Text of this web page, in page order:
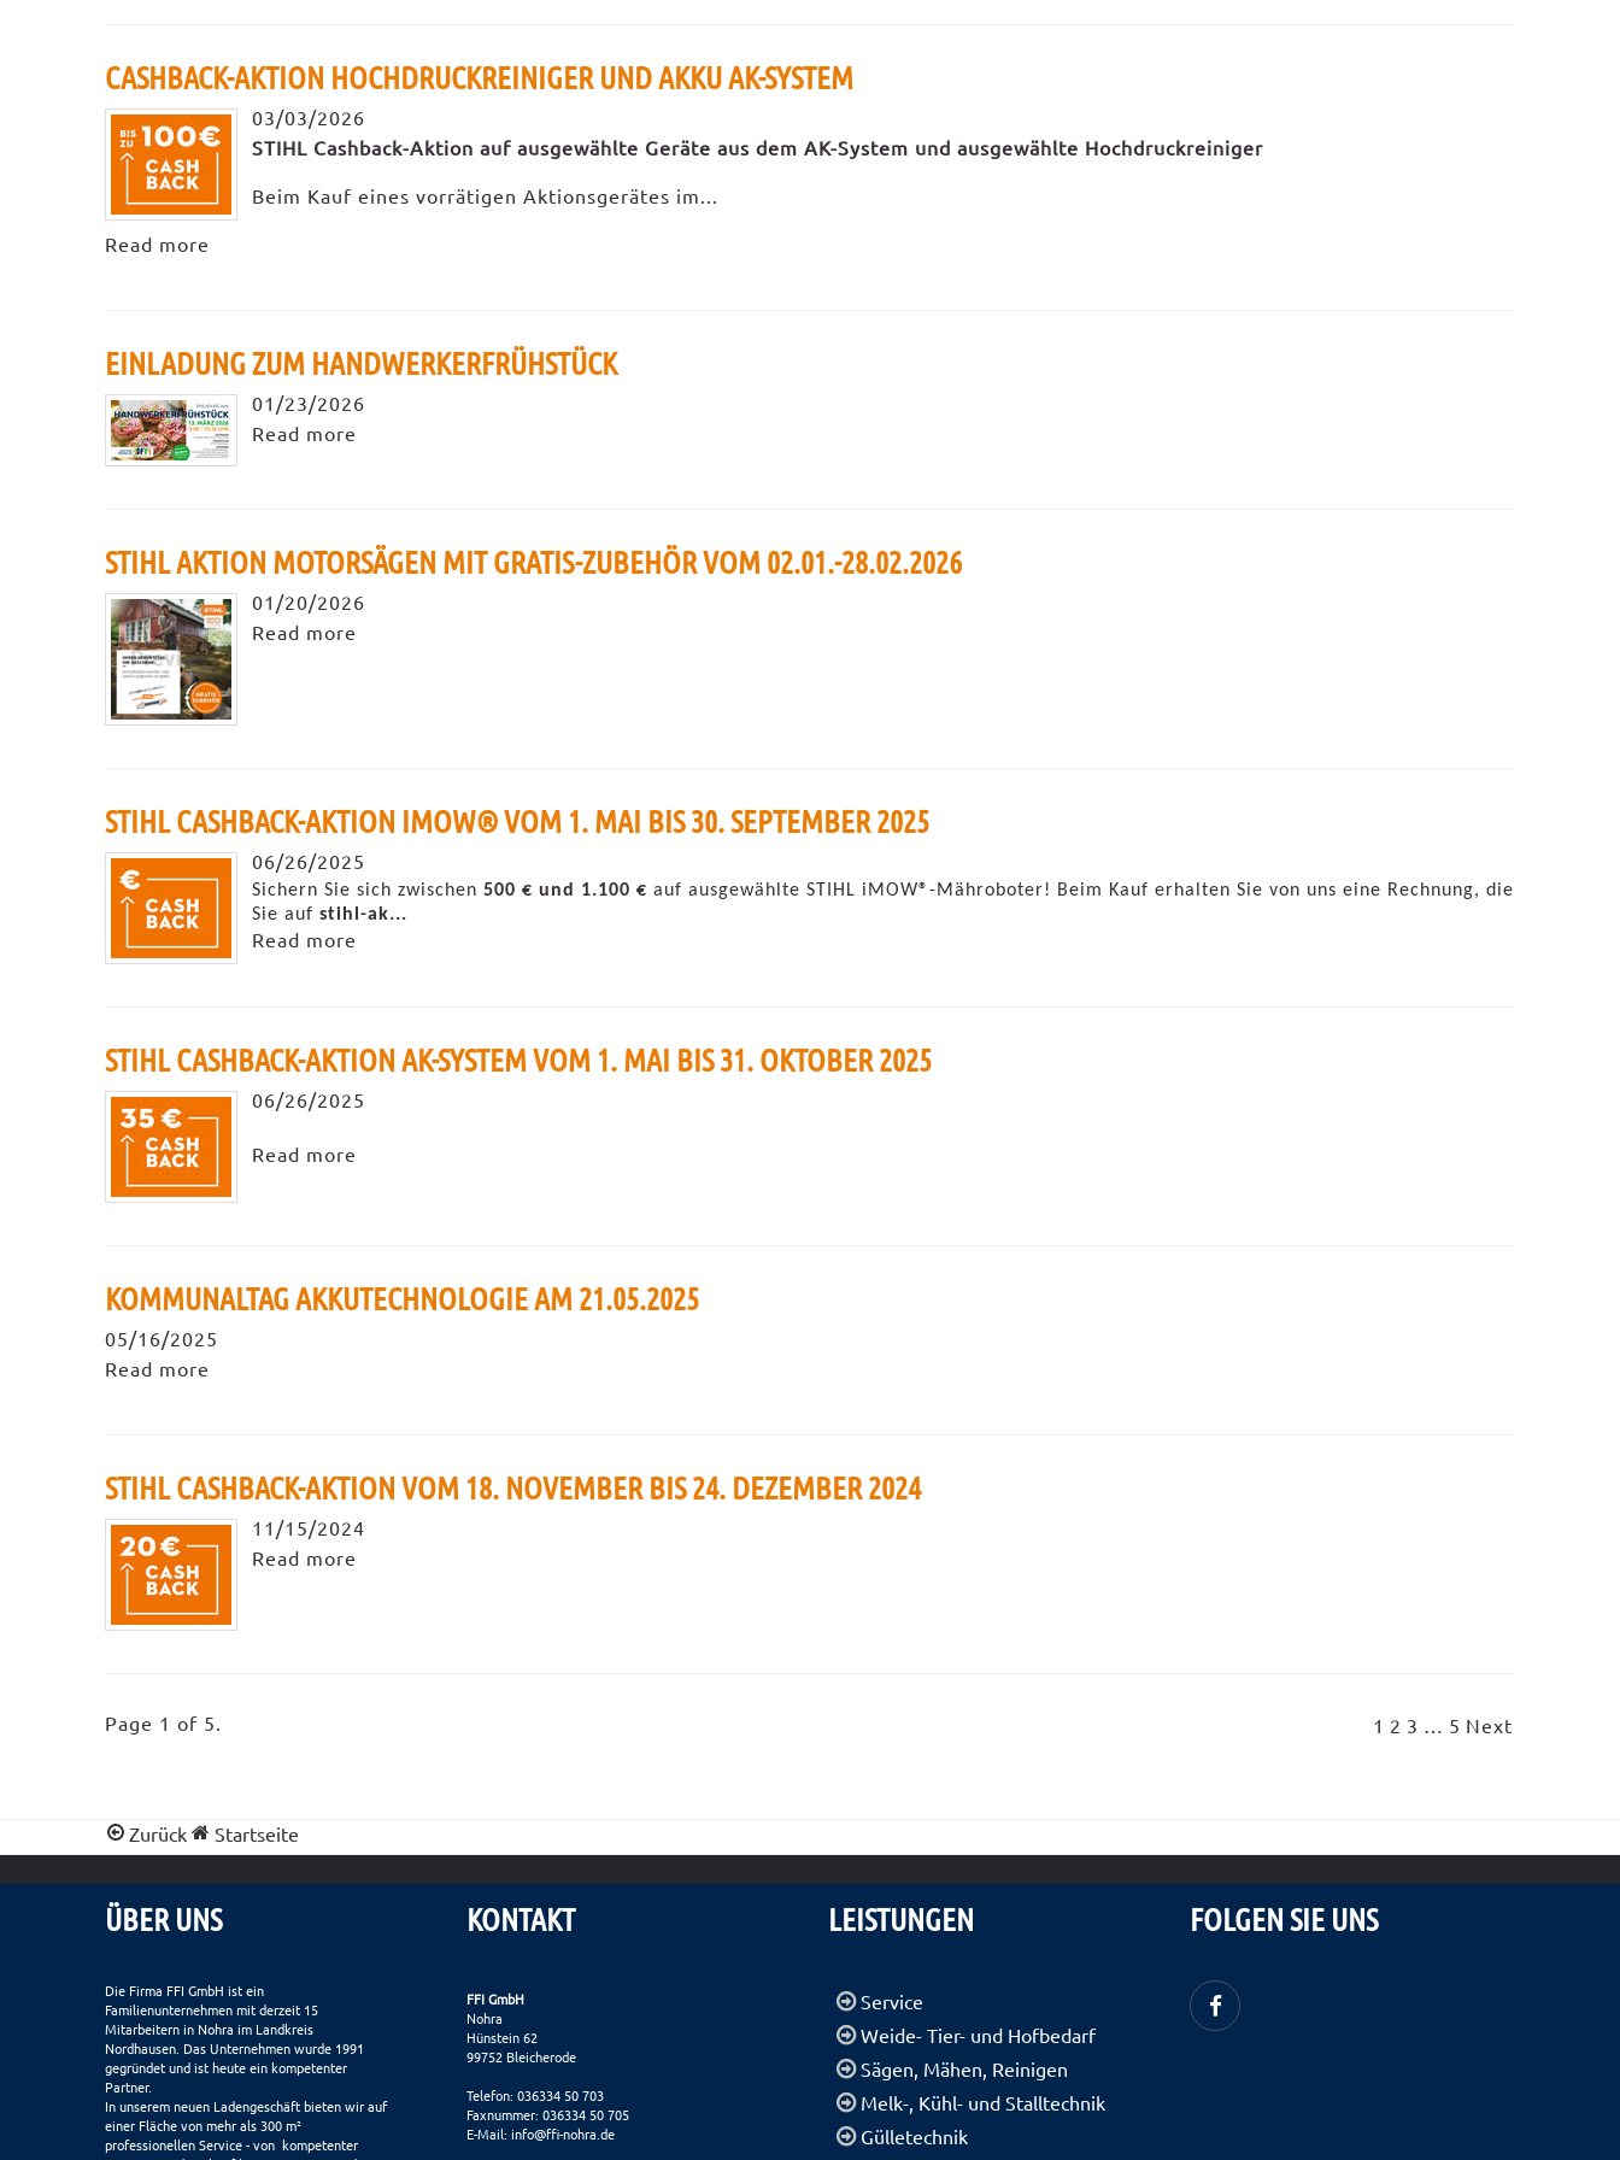
CASHBACK-AKTION HOCHDRUCKREINIGER UND AKKU AK-SYSTEM
03/03/2026
STIHL Cashback-Aktion auf ausgewählte Geräte aus dem AK-System und ausgewählte Hochdruckreiniger
Beim Kauf eines vorrätigen Aktionsgerätes im...
Read more
EINLADUNG ZUM HANDWERKERFRÜHSTÜCK
01/23/2026
Read more
STIHL AKTION MOTORSÄGEN MIT GRATIS-ZUBEHÖR VOM 02.01.-28.02.2026
01/20/2026
Read more
STIHL CASHBACK-AKTION IMOW® VOM 1. MAI BIS 30. SEPTEMBER 2025
06/26/2025
Sichern Sie sich zwischen 500 € und 1.100 € auf ausgewählte STIHL iMOW®-Mähroboter! Beim Kauf erhalten Sie von uns eine Rechnung, die
Sie auf stihl-ak...
Read more
STIHL CASHBACK-AKTION AK-SYSTEM VOM 1. MAI BIS 31. OKTOBER 2025
06/26/2025
Read more
KOMMUNALTAG AKKUTECHNOLOGIE AM 21.05.2025
05/16/2025
Read more
STIHL CASHBACK-AKTION VOM 18. NOVEMBER BIS 24. DEZEMBER 2024
11/15/2024
Read more
Page 1 of 5. 1 2 3 … 5 Next
Zurück Startseite
ÜBER UNS
Die Firma FFI GmbH ist ein
Familienunternehmen mit derzeit 15
Mitarbeitern in Nohra im Landkreis
Nordhausen. Das Unternehmen wurde 1991
gegründet und ist heute ein kompetenter
Partner.
In unserem neuen Ladengeschäft bieten wir auf
einer Fläche von mehr als 300 m²
professionellen Service - von kompetenter
KONTAKT
FFI GmbH
Nohra
Hünstein 62
99752 Bleicherode
Telefon: 036334 50 703
Faxnummer: 036334 50 705
E-Mail: info@ffi-nohra.de
LEISTUNGEN
Service
Weide- Tier- und Hofbedarf
Sägen, Mähen, Reinigen
Melk-, Kühl- und Stalltechnik
Gülletechnik
FOLGEN SIE UNS